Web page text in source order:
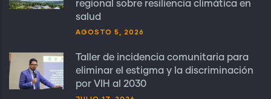
regional sobre resiliencia climática en
salud
AGOSTO 5, 2026
Taller de incidencia comunitaria para
eliminar el estigma y la discriminación
por VIH al 2030